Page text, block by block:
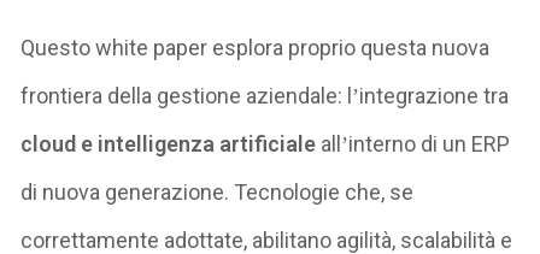
Questo white paper esplora proprio questa nuova
frontiera della gestione aziendale: l’integrazione tra
cloud e intelligenza artificiale all’interno di un ERP
di nuova generazione. Tecnologie che, se
correttamente adottate, abilitano agilità, scalabilità e